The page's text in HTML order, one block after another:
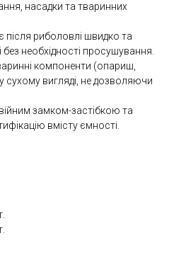
насадки та тваринних
після риболовлі швидко та
необхідності просушування.
компоненти (опариш,
сухому вигляді, не дозволяючи
замком-застібкою та
вмісту ємності.